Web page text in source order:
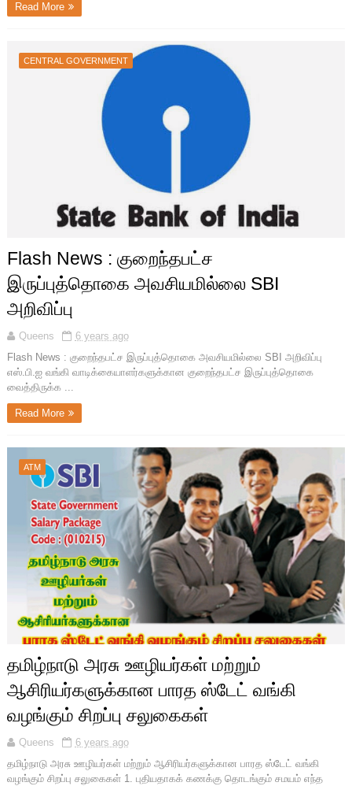
Read More
CENTRAL GOVERNMENT
Flash News : குறைந்தபட்ச
இருப்புத்தொகை அவசியமில்லை SBI
அறிவிப்பு
Queens
6 years ago
Flash News : குறைந்தபட்ச இருப்புத்தொகை அவசியமில்லை SBI அறிவிப்பு
எஸ்.பி.ஐ வங்கி வாடிக்கையாளர்களுக்கான குறைந்தபட்ச இருப்புத்தொகை
வைத்திருக்க ...
Read More
ATM
தமிழ்நாடு அரசு ஊழியர்கள் மற்றும்
ஆசிரியர்களுக்கான பாரத ஸ்டேட் வங்கி
வழங்கும் சிறப்பு சலுகைகள்
Queens
6 years ago
தமிழ்நாடு அரசு ஊழியர்கள் மற்றும் ஆசிரியர்களுக்கான பாரத ஸ்டேட் வங்கி
வழங்கும் சிறப்பு சலுகைகள் 1. புதியதாகக் கணக்கு தொடங்கும் சமயம் எந்த